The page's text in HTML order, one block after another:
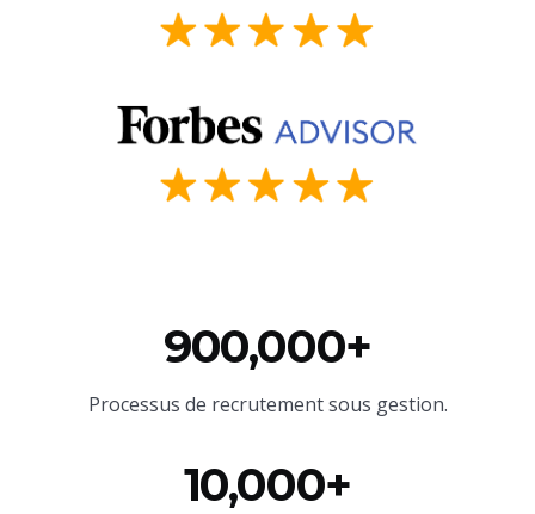
900,000+
Processus de recrutement sous gestion.
10,000+